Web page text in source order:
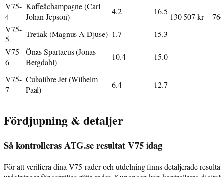
130 507 kr
V75-
4
Kaffeåchampagne (Carl
Johan Jepson)
4.2
16.5
V75-
5
Tretiak (Magnus A Djuse) 1.7
15.3
V75-
6
Önas Spartacus (Jonas
Bergdahl)
10.4 15.0
V75-
7
Cubalibre Jet (Wilhelm
Paal)
6.4 12.7
Fördjupning & detaljer
Så kontrolleras ATG.se resultat V75 idag
För att verifiera dina V75-rader och utdelning finns detaljerade